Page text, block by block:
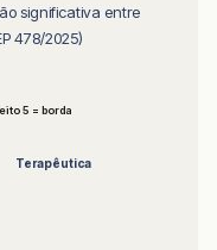
significativa entre
478/2025)
Terapêutica
5 = borda